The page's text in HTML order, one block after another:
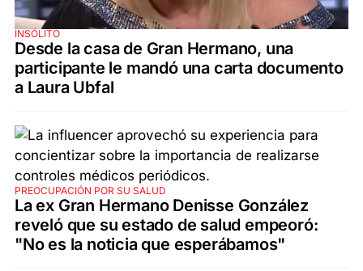
INSÓLITO
Desde la casa de Gran Hermano, una
participante le mandó una carta documento
a Laura Ubfal
PREOCUPACIÓN POR SU SALUD
La ex Gran Hermano Denisse González
reveló que su estado de salud empeoró:
"No es la noticia que esperábamos"